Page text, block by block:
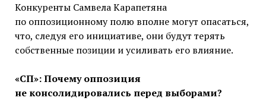
Конкуренты Самвела Карапетяна
по оппозиционному полю вполне могут опасаться,
что, следуя его инициативе, они будут терять
собственные позиции и усиливать его влияние.
«СП»: Почему оппозиция
не консолидировались перед выборами?